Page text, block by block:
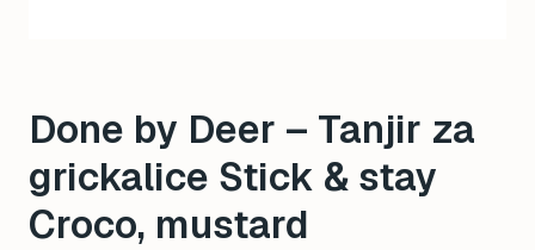
Done by Deer – Tanjir za
grickalice Stick & stay
Croco, mustard